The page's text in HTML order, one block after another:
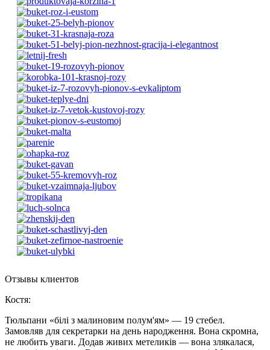
Отзывы клиентов
Костя:
Тюльпани «білі з малиновим полум'ям» — 19 стебел.
Замовляв для секретарки на день народження. Вона скромна,
не любить уваги. Додав живих метеликів — вона злякалася,